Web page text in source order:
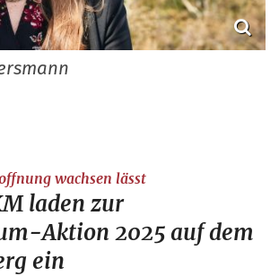
wachsen lässt:
laden zur
Aktion 2025 auf dem
ein